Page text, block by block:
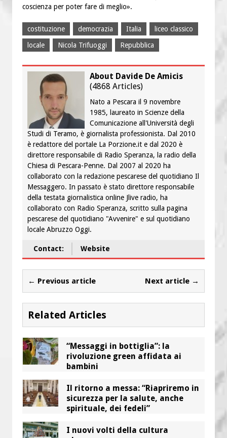
coscienza per poter fare di meglio».
costituzione democrazia Italia
liceo classico
locale
Nicola Trifuoggi Repubblica
About Davide De Amicis
(4868 Articles)
Nato a Pescara il 9 novembre
1985, laureato in Scienze della
Comunicazione all'Università degli
Studi di Teramo, è giornalista professionista. Dal 2010
è redattore del portale La Porzione.it e dal 2020 è
direttore responsabile di Radio Speranza, la radio della
Chiesa di Pescara-Penne. Dal 2007 al 2020 ha
collaborato con la redazione pescarese del quotidiano Il
Messaggero. In passato è stato direttore responsabile
della testata giornalistica online Jlive radio, ha
collaborato con Radio Speranza, scritto sulla pagina
pescarese del quotidiano "Avvenire" e sul quotidiano
locale Abruzzo Oggi.
Contact: Website
← Previous article Next article →
Related Articles
“Messaggi in bottiglia”: la
rivoluzione green affidata ai
bambini
Il ritorno a messa: “Riapriremo in
sicurezza per la salute, anche
spirituale, dei fedeli”
I nuovi volti della cultura